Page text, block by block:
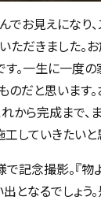
お見えになり、
ただきました。
。一生に一度の
のだと思います
から完成まで
していきたいと
記念撮影。『物
となるでしょう